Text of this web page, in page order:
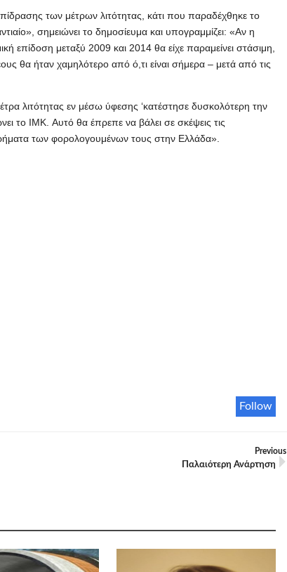
των μέτρων λιτότητας, κάτι που παραδέχθηκε το
σημειώνει το δημοσίευμα και υπογραμμίζει: «Αν η
επίδοση μεταξύ 2009 και 2014 θα είχε παραμείνει στάσιμη,
θα ήταν χαμηλότερο από ό,τι είναι σήμερα – μετά από τις
λιτότητας εν μέσω ύφεσης ‘κατέστησε δυσκολότερη την
το IMK. Αυτό θα έπρεπε να βάλει σε σκέψεις τις
των φορολογουμένων τους στην Ελλάδα».
Follow
Previous
Παλαιότερη Ανάρτηση